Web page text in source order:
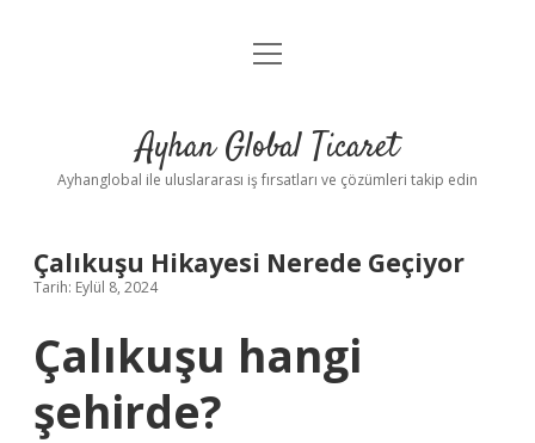
Anasayfa
Yasal Uyarı
menüyü
Ayhan Global Ticaret
Ayhanglobal ile uluslararası iş fırsatları ve çözümleri takip edin
Çalıkuşu Hikayesi Nerede Geçiyor
Tarih: Eylül 8, 2024
Çalıkuşu hangi
şehirde?